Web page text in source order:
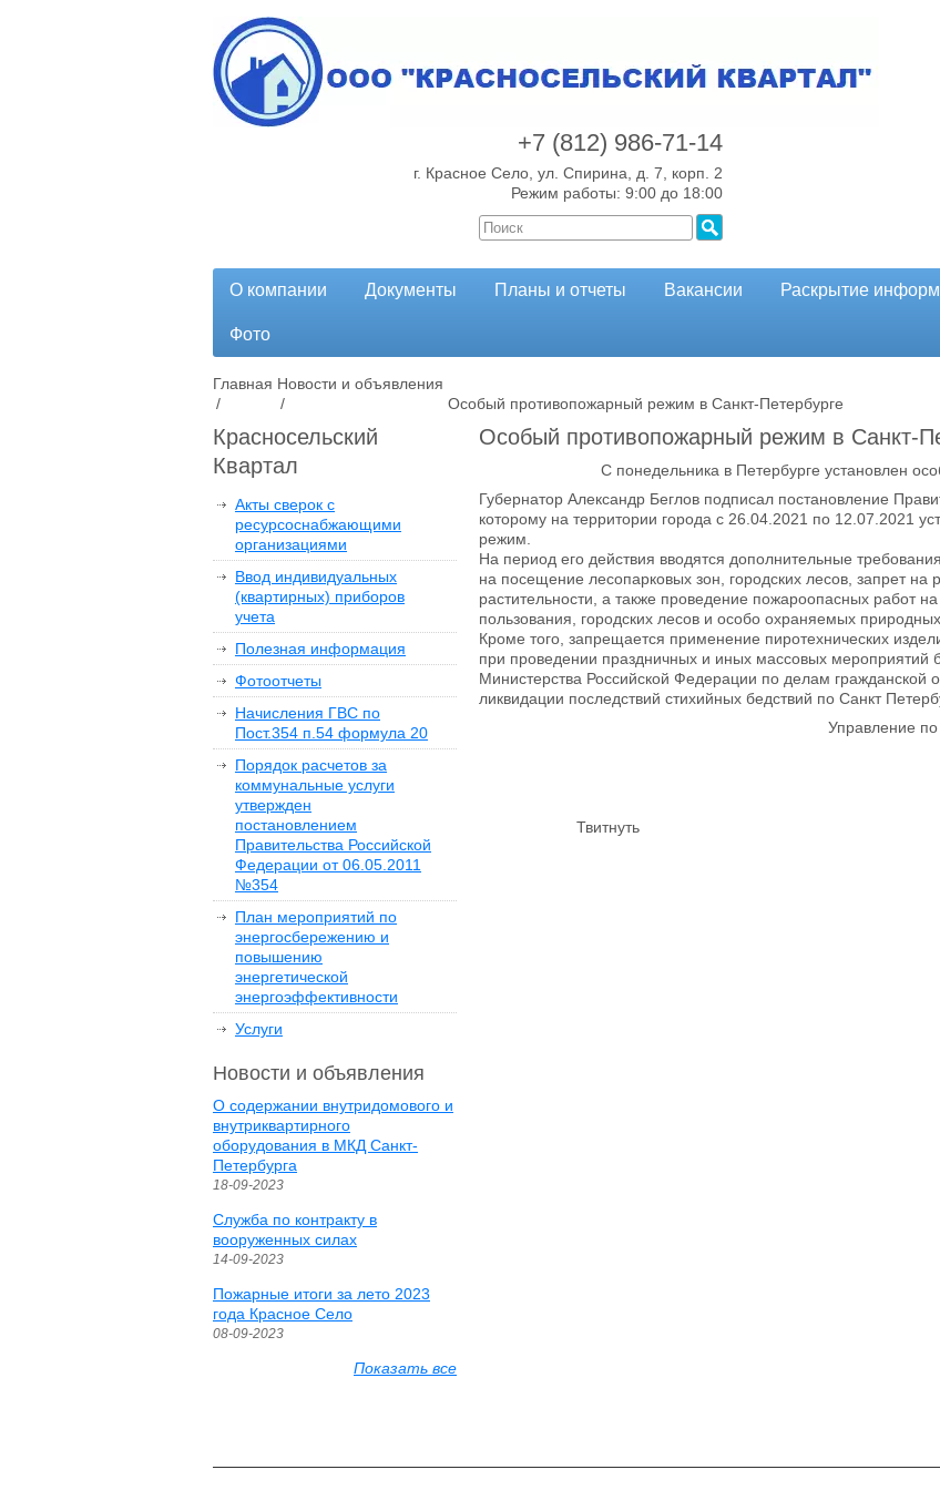
+7 (812) 986-71-14
г. Красное Село, ул. Спирина, д. 7, корп. 2
Режим работы: 9:00 до 18:00
О компании Документы Планы и отчеты Вакансии Раскрытие
Фото
Главная
/
Новости и объявления
/
Особый противопожарный режим в Санкт-Петербурге
Красносельский
Квартал
Акты сверок с
ресурсоснабжающими
организациями
Ввод индивидуальных
(квартирных) приборов
учета
Полезная информация
Фотоотчеты
Начисления ГВС по
Пост.354 п.54 формула 20
Порядок расчетов за
коммунальные услуги
утвержден
постановлением
Правительства Российской
Федерации от 06.05.2011
№354
План мероприятий по
энергосбережению и
повышению
энергетической
энергоэффективности
Услуги
Новости и объявления
О содержании внутридомового и
внутриквартирного
оборудования в МКД Санкт-
Петербурга
18-09-2023
Служба по контракту в
вооруженных силах
14-09-2023
Пожарные итоги за лето 2023
года Красное Село
08-09-2023
Показать все
Особый противопожарный режим в Санкт-
С понедельника в Петербурге установлен
Губернатор Александр Беглов подписал постановление
которому на территории города с 26.04.2021 по 12.07.2021
режим.
На период его действия вводятся дополнительные
на посещение лесопарковых зон, городских лесов, запрет на
растительности, а также проведение пожароопасных работ
пользования, городских лесов и особо охраняемых природных
Кроме того, запрещается применение пиротехнических
при проведении праздничных и иных массовых мероприятий
Министерства Российской Федерации по делам гражданской
ликвидации последствий стихийных бедствий по Санкт
Управление
Твитнуть